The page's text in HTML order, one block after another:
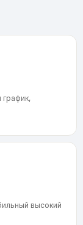
график,
высокий